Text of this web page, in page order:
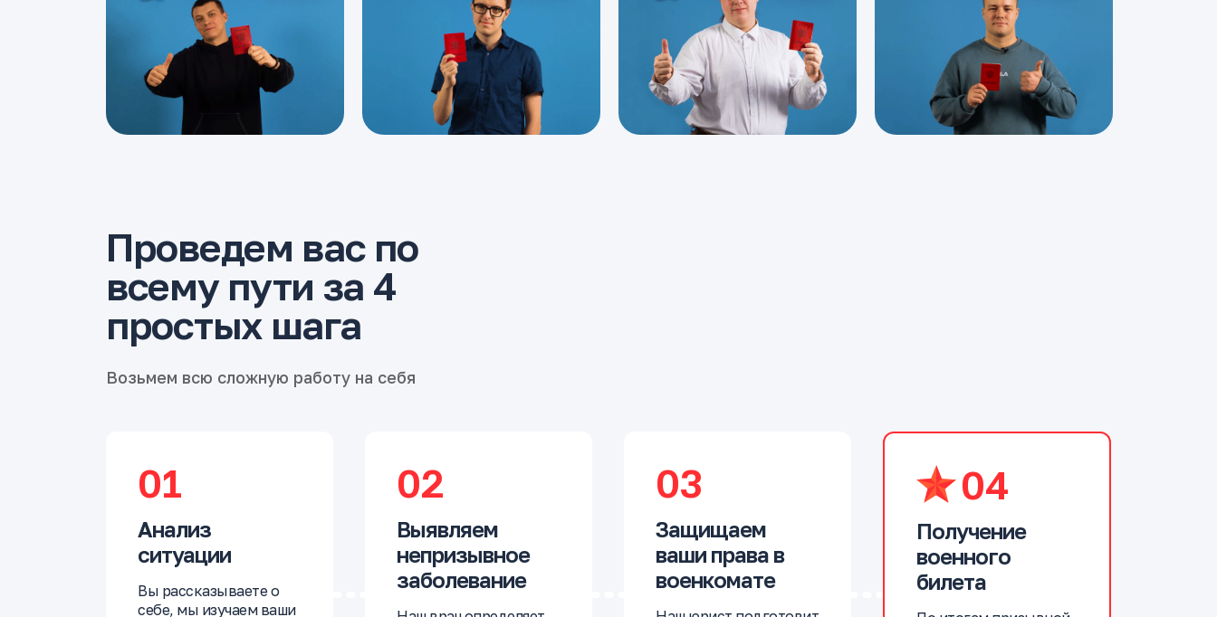
Проведем вас по
всему пути за 4
простых шага
Возьмем всю сложную работу на себя
01
Анализ
ситуации
Вы рассказываете о
себе, мы изучаем ваши
02
Выявляем
непризывное
заболевание
03
Защищаем
ваши права в
военкомате
04
Получение
военного
билета